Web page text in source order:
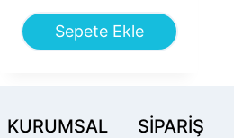
Sepete Ekle
KURUMSAL SİPARİŞ